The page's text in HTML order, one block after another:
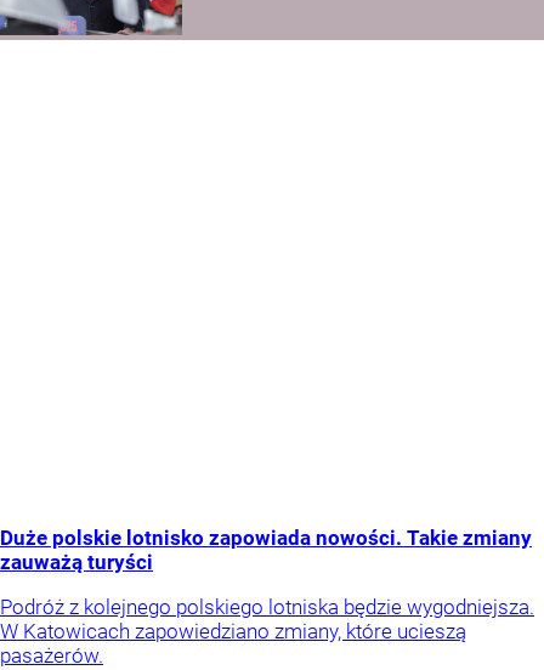
Duże polskie lotnisko zapowiada nowości. Takie zmiany
zauważą turyści
Podróż z kolejnego polskiego lotniska będzie wygodniejsza.
W Katowicach zapowiedziano zmiany, które ucieszą
pasażerów.